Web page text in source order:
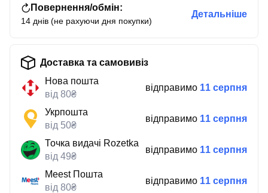
Повернення/обмін:
14 днів (не рахуючи дня покупки)
Детальніше
Доставка та самовивіз
Нова пошта
від 80₴
відправимо 11 серпня
Укрпошта
від 50₴
відправимо 11 серпня
Точка видачі Rozetka
від 49₴
відправимо 11 серпня
Meest Пошта
від 80₴
відправимо 11 серпня